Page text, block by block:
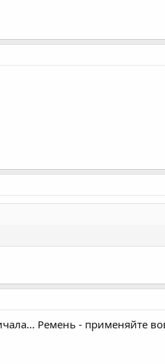
Ремень - применяйте